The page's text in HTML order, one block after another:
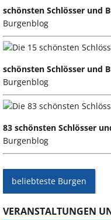
schönsten Schlösser und
Burgenblog
schönsten Schlösser und
Burgenblog
83 schönsten Schlösser
Burgenblog
beliebteste Burgen
VERANSTALTUNGEN